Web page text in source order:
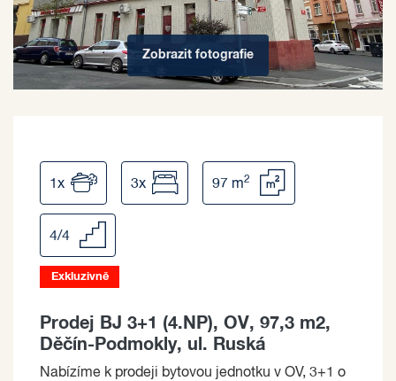
Zobrazit fotografie
1x 3x 97 m2
4/4
Exkluzivně
Prodej BJ 3+1 (4.NP), OV, 97,3 m2,
Děčín-Podmokly, ul. Ruská
Nabízíme k prodeji bytovou jednotku v OV, 3+1 o